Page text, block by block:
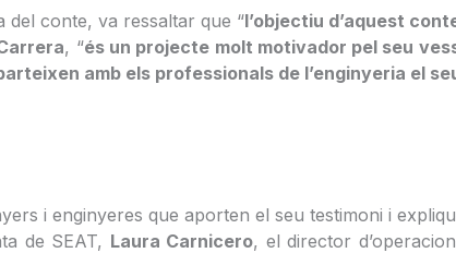
del conte, va ressaltar que “l’objectiu d’aquest
, “és un projecte molt motivador pel seu
amb els professionals de l’enginyeria el
i enginyeres que aporten el seu testimoni i
de SEAT, Laura Carnicero, el director